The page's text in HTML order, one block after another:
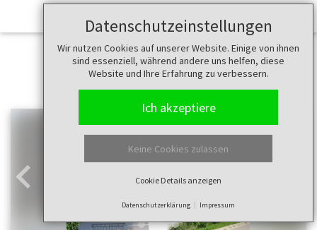
Datenschutzeinstellungen
Wir nutzen Cookies auf unserer Website. Einige von ihnen
sind essenziell, während andere uns helfen, diese
Website und Ihre Erfahrung zu verbessern.
Ich akzeptiere
Keine Cookies zulassen
Cookie Details anzeigen
Datenschutzerklärung Impressum
Zurück